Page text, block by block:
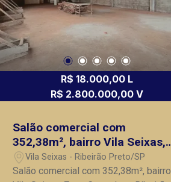
R$ 18.000,00 L
R$ 2.800.000,00 V
Salão comercial com
352,38m², bairro Vila Seixas,
Zona Central em Ribeirão
Preto/SP.
Vila Seixas - Ribeirão Preto/SP
Salão comercial com 352,38m², bairro